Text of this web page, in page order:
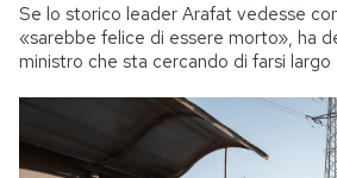
Se lo storico leader Arafat vedesse
«sarebbe felice di essere morto», ha
ministro che sta cercando di farsi largo